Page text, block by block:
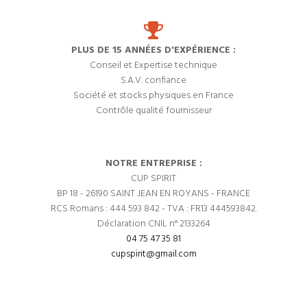
PLUS DE 15 ANNÉES D'EXPÉRIENCE :
Conseil et Expertise technique
S.A.V. confiance
Société et stocks physiques en France
Contrôle qualité fournisseur
NOTRE ENTREPRISE :
CUP SPIRIT
BP 18 - 26190 SAINT JEAN EN ROYANS - FRANCE
RCS Romans : 444 593 842 - TVA : FR13 444593842.
Déclaration CNIL n° 2133264
04 75 47 35 81
cupspirit@gmail.com